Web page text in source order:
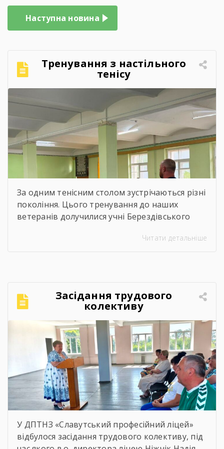
Наступна новина
Тренування з настільного
тенісу
За одним тенісним столом зустрічаються різні
покоління. Цього тренування до наших
ветеранів долучилися учні Берездівського
усмішок і щирого спілкування. Саме такі
відволіктися від буденності […]
Читати детальніше
Засідання трудового
колективу
У ДПТНЗ «Славутський професійний ліцей»
відбулося засідання трудового колективу, під